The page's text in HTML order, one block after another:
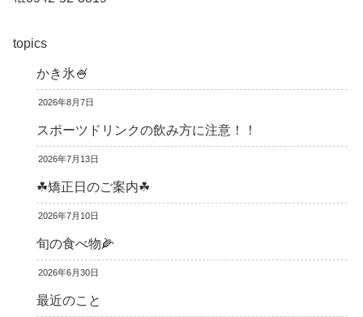
topics
かき氷🍧
2026年8月7日
スポーツドリンクの飲み方に注意！！
2026年7月13日
☘矯正日のご案内☘
2026年7月10日
旬の食べ物🌽
2026年6月30日
最近のこと